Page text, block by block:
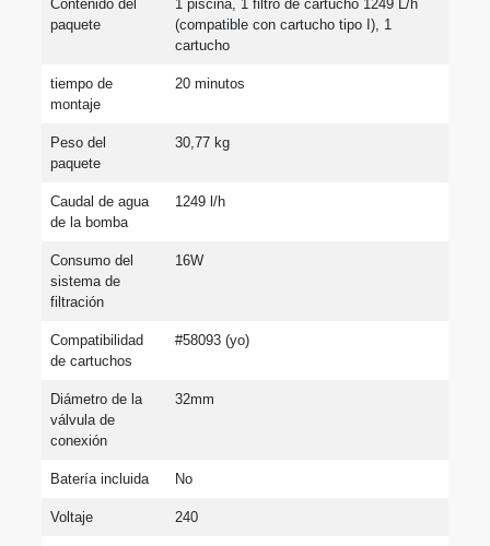
Contenido del
paquete
1 piscina, 1 filtro de cartucho 1249 L/h
(compatible con cartucho tipo I), 1
cartucho
tiempo de
montaje
20 minutos
Peso del
paquete
30,77 kg
Caudal de agua
de la bomba
1249 l/h
Consumo del
sistema de
filtración
16W
Compatibilidad
de cartuchos
#58093 (yo)
Diámetro de la
válvula de
conexión
32mm
Batería incluida No
Voltaje 240